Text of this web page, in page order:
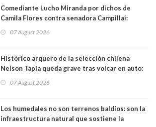
Comediante Lucho Miranda por dichos de
Camila Flores contra senadora Campillai:
forma de quitar dignidad"
07 August 2026
Histórico arquero de la selección chilena
Nelson Tapia queda grave tras volcar en auto:
07 August 2026
Los humedales no son terrenos baldíos: son la
infraestructura natural que sostiene la